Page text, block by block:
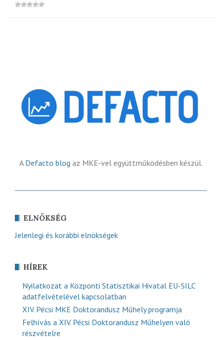
A Defacto blog az MKE-vel együttműködésben készül.
ELNÖKSÉG
Jelenlegi és korábbi elnökségek
HÍREK
Nyilatkozat a Központi Statisztikai Hivatal EU-SILC
adatfelvételével kapcsolatban
XIV. Pécsi MKE Doktorandusz Műhely programja
Felhívás a XIV. Pécsi Doktorandusz Műhelyen való
részvételre